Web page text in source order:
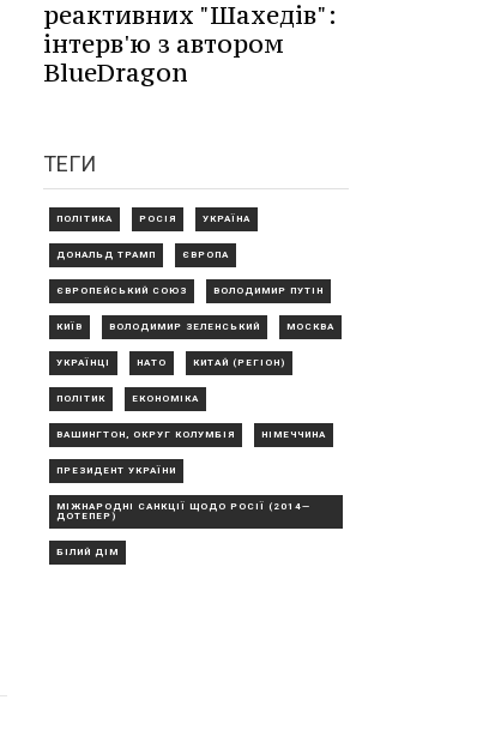
реактивних "Шахедів":
інтерв'ю з автором
BlueDragon
ТЕГИ
ПОЛІТИКА РОСІЯ УКРАЇНА
ДОНАЛЬД ТРАМП ЄВРОПА
ЄВРОПЕЙСЬКИЙ СОЮЗ ВОЛОДИМИР ПУТІН
КИЇВ ВОЛОДИМИР ЗЕЛЕНСЬКИЙ МОСКВА
УКРАЇНЦІ НАТО КИТАЙ (РЕГІОН)
ПОЛІТИК ЕКОНОМІКА
ВАШИНГТОН, ОКРУГ КОЛУМБІЯ НІМЕЧЧИНА
ПРЕЗИДЕНТ УКРАЇНИ
МІЖНАРОДНІ САНКЦІЇ ЩОДО РОСІЇ (2014—
ДОТЕПЕР)
БІЛИЙ ДІМ